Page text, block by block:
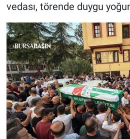
vedası, törende duygu